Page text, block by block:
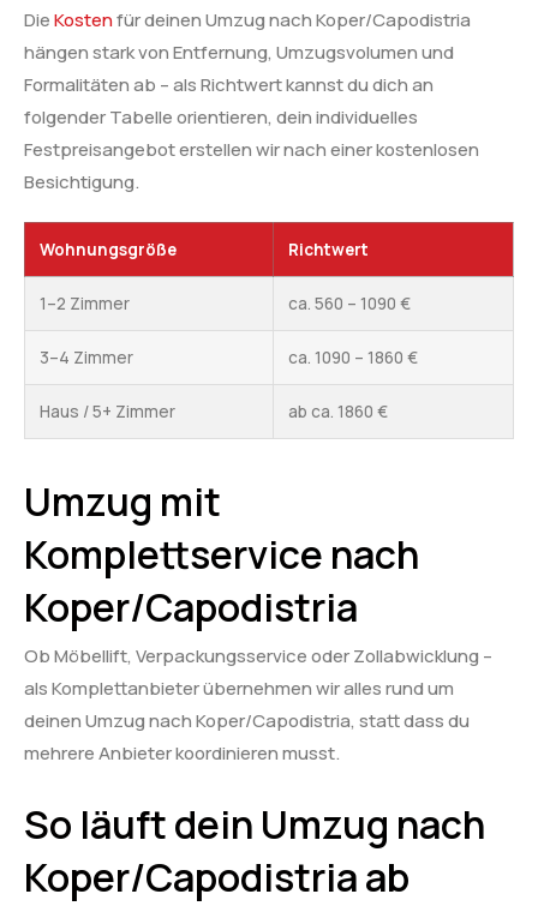
DieKostenfür deinen Umzug nach Koper/Capodistria
hängen stark von Entfernung, Umzugsvolumen und
Formalitäten ab – als Richtwert kannst du dich an
folgender Tabelle orientieren, dein individuelles
Festpreisangebot erstellen wir nach einer kostenlosen
Besichtigung.
Wohnungsgröße Richtwert
1–2 Zimmer ca. 560 – 1090 €
3–4 Zimmer ca. 1090 – 1860 €
Haus / 5+ Zimmer ab ca. 1860 €
Umzug mit
Komplettservice nach
Koper/Capodistria
Ob Möbellift, Verpackungsservice oder Zollabwicklung –
als Komplettanbieter übernehmen wir alles rund um
deinen Umzug nach Koper/Capodistria, statt dass du
mehrere Anbieter koordinieren musst.
So läuft dein Umzug nach
Koper/Capodistria ab